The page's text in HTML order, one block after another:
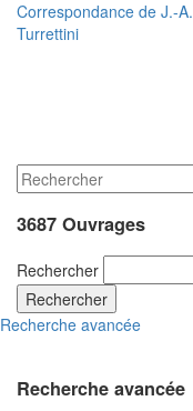
Correspondance de J.-A.
Turrettini
3687 Ouvrages
Rechercher
Rechercher
Recherche avancée
Recherche avancée